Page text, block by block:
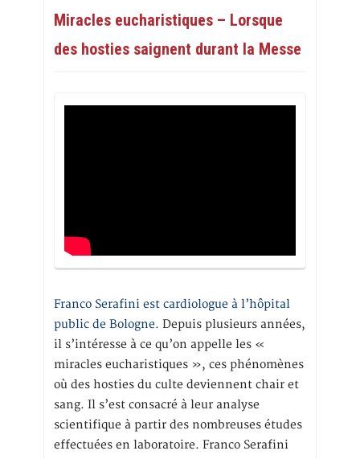
Miracles eucharistiques – Lorsque
des hosties saignent durant la Messe
Franco Serafini est cardiologue à l’hôpital
public de Bologne. Depuis plusieurs années,
il s’intéresse à ce qu’on appelle les «
miracles eucharistiques », ces phénomènes
où des hosties du culte deviennent chair et
sang. Il s’est consacré à leur analyse
scientifique à partir des nombreuses études
effectuées en laboratoire. Franco Serafini